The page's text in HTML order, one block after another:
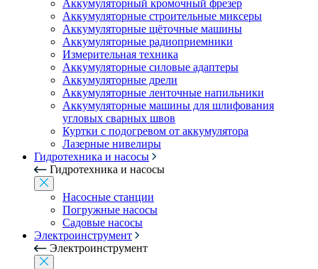
Аккумуляторный кромочный фрезер
Аккумуляторные строительные миксеры
Аккумуляторные щёточные машины
Аккумуляторные радиоприемники
Измерительная техника
Аккумуляторные силовые адаптеры
Аккумуляторные дрели
Аккумуляторные ленточные напильники
Аккумуляторные машины для шлифования
угловых сварных швов
Куртки с подогревом от аккумулятора
Лазерные нивелиры
Гидротехника и насосы
Гидротехника и насосы
Насосные станции
Погружные насосы
Садовые насосы
Электроинструмент
Электроинструмент